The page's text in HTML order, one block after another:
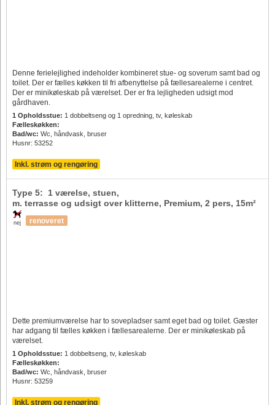
1 Opholdsstue: 1 dobbeltseng og 1 opredning, tv, køleskab
Fælleskøkken:
Bad/wc: Wc, håndvask, bruser
Husnr: 53252
Denne ferielejlighed indeholder kombineret stue- og soverum samt bad og
toilet. Der er fælles køkken til fri afbenyttelse på fællesarealerne i centret.
Der er minikøleskab på værelset. Der er fra lejligheden udsigt mod
gårdhaven.
Inkl. strøm og rengøring
nej
Type 5: 1 værelse, stuen,
m. terrasse og udsigt over klitterne, Premium, 2 pers, 15m²
renoveret
1 Opholdsstue: 1 dobbeltseng, tv, køleskab
Fælleskøkken:
Bad/wc: Wc, håndvask, bruser
Husnr: 53259
Dette premiumværelse har to sovepladser samt eget bad og toilet. Gæster
har adgang til fælles køkken i fællesarealerne. Der er minikøleskab på
værelset.
Inkl. strøm og rengøring